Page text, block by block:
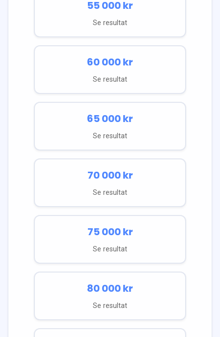
55 000kr
Se resultat
60 000kr
Se resultat
65 000kr
Se resultat
70 000kr
Se resultat
75 000kr
Se resultat
80 000kr
Se resultat